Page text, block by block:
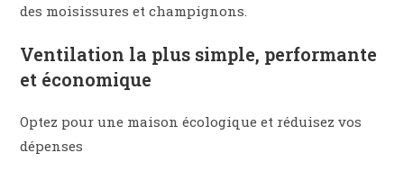
des moisissures et champignons.
Ventilation la plus simple, performante
et économique
Optez pour une maison écologique et réduisez vos
dépenses